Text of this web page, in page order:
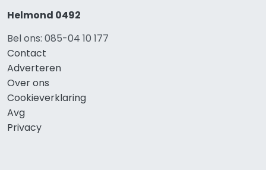
Helmond 0492
Bel ons: 085-04 10 177
Contact
Adverteren
Over ons
Cookieverklaring
Avg
Privacy